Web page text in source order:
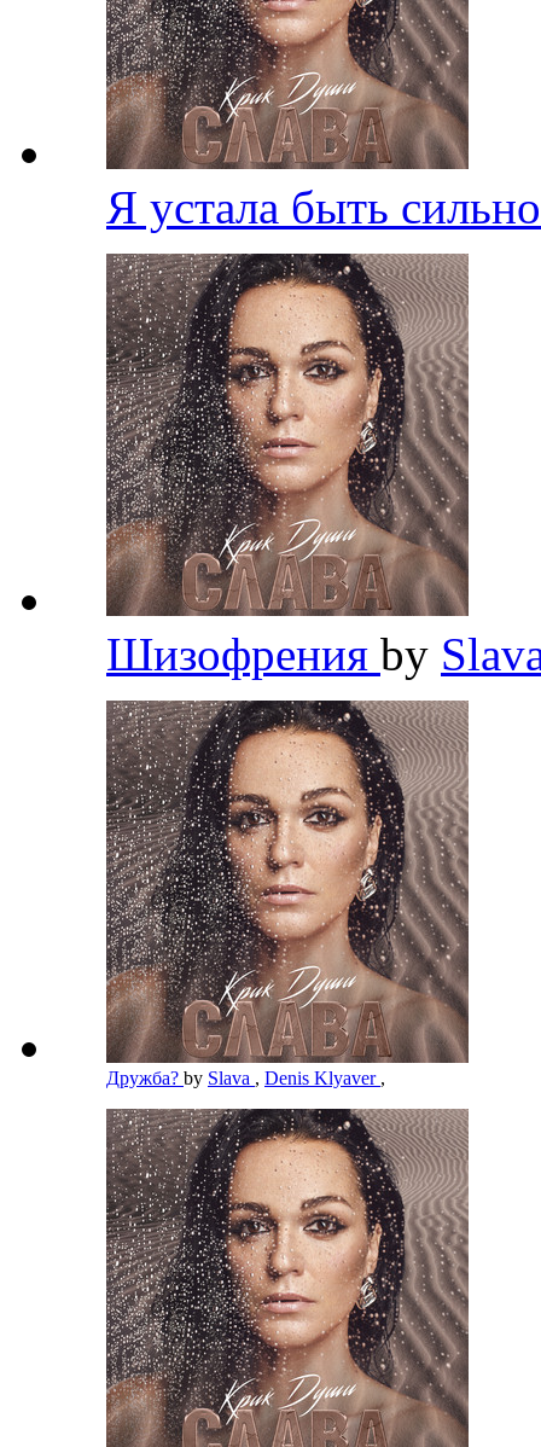
Я устала быть
Шизофрения by
Дружба? by Slava , Denis Klyaver ,